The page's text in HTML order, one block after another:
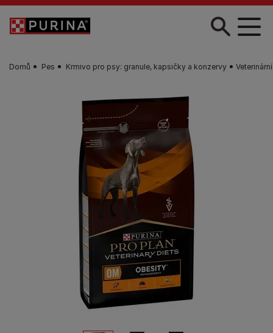
Skip to main content
Domů Pes Krmivo pro psy: granule, kapsičky a konzervy